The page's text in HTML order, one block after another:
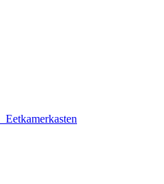
Eetkamerkasten